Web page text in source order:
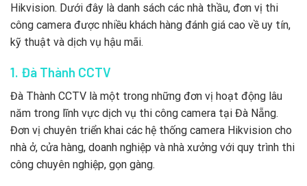
Hikvision. Dưới đây là danh sách các nhà thầu, đơn vị thi
công camera được nhiều khách hàng đánh giá cao về uy tín,
kỹ thuật và dịch vụ hậu mãi.
1. Đà Thành CCTV
Đà Thành CCTV là một trong những đơn vị hoạt động lâu
năm trong lĩnh vực dịch vụ thi công camera tại Đà Nẵng.
Đơn vị chuyên triển khai các hệ thống camera Hikvision cho
nhà ở, cửa hàng, doanh nghiệp và nhà xưởng với quy trình thi
công chuyên nghiệp, gọn gàng.